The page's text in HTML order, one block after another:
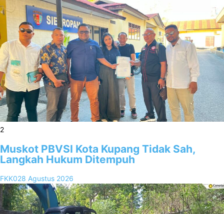
2
Muskot PBVSI Kota Kupang Tidak Sah,
Langkah Hukum Ditempuh
FKK028 Agustus 2026